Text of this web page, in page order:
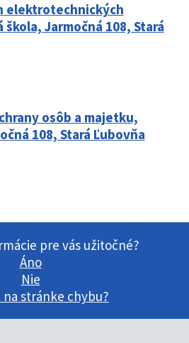
elektrotechnických
Jarmočná 108, Stará
osôb a majetku,
108, Stará Ľubovňa
pre vás užitočné?
Áno
Nie
na stránke chybu?